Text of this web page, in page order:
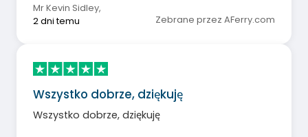
Mr Kevin Sidley,
2 dni temu
Zebrane przez AFerry.com
Wszystko dobrze, dziękuję
Wszystko dobrze, dziękuję